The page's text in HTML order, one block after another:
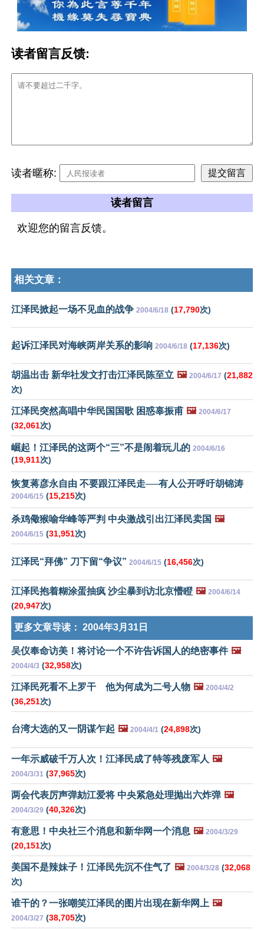
读者留言反馈:
读者暱称:
读者留言
欢迎您的留言反馈。
相关文章：
江泽民掀起一场不见血的战争 2004/6/18 (17,790次)
起诉江泽民对海峡两岸关系的影响 2004/6/18 (17,136次)
胡温出击 新华社发文打击江泽民陈至立 🖼️ 2004/6/17 (21,882
次)
江泽民突然高唱中华民国国歌 困惑辜振甫 🖼️ 2004/6/17
(32,061次)
崛起！江泽民的这两个“三”不是闹着玩儿的 2004/6/16
(19,911次)
恢复蒋彦永自由 不要跟江泽民走──有人公开呼吁胡锦涛
2004/6/15 (15,215次)
杀鸡儆猴喻华峰等严判 中央激战引出江泽民卖国 🖼️
2004/6/15 (31,951次)
江泽民“拜佛” 刀下留“争议” 2004/6/15 (16,456次)
江泽民抱着糊涂蛋抽疯 沙尘暴到访北京懵瞪 🖼️ 2004/6/14
(20,947次)
更多文章导读： 2004年3月31日
吴仪奉命访美！将讨论一个不许告诉国人的绝密事件 🖼️
2004/4/3 (32,958次)
江泽民死看不上罗干 他为何成为二号人物 🖼️ 2004/4/2
(36,251次)
台湾大选的又一阴谋乍起 🖼️ 2004/4/1 (24,898次)
一年示威破千万人次！江泽民成了特等残废军人 🖼️
2004/3/31 (37,965次)
两会代表厉声弹劾江爱将 中央紧急处理抛出六炸弹 🖼️
2004/3/29 (40,326次)
有意思！中央社三个消息和新华网一个消息 🖼️ 2004/3/29
(20,151次)
美国不是辣妹子！江泽民先沉不住气了 🖼️ 2004/3/28 (32,068
次)
谁干的？一张嘲笑江泽民的图片出现在新华网上 🖼️
2004/3/27 (38,705次)